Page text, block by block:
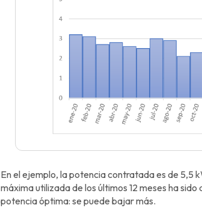
En el ejemplo, la potencia contratada es de 5,5
máxima utilizada de los últimos 12 meses ha
potencia óptima: se puede bajar más.